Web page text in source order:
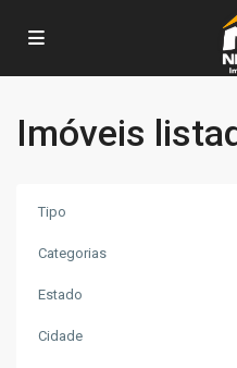
Imóveis
Tipo
Categorias
Estado
Cidade
Vila